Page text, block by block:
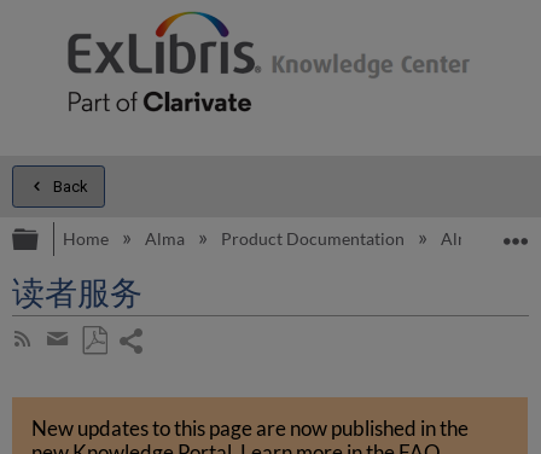
Back
Expand/collapse global hierarchy
Home Alma Product Documentation Alma Online
读者服务
Subscribe
RSS
Share
by
email
as
PDF
New updates to this page are now published in the